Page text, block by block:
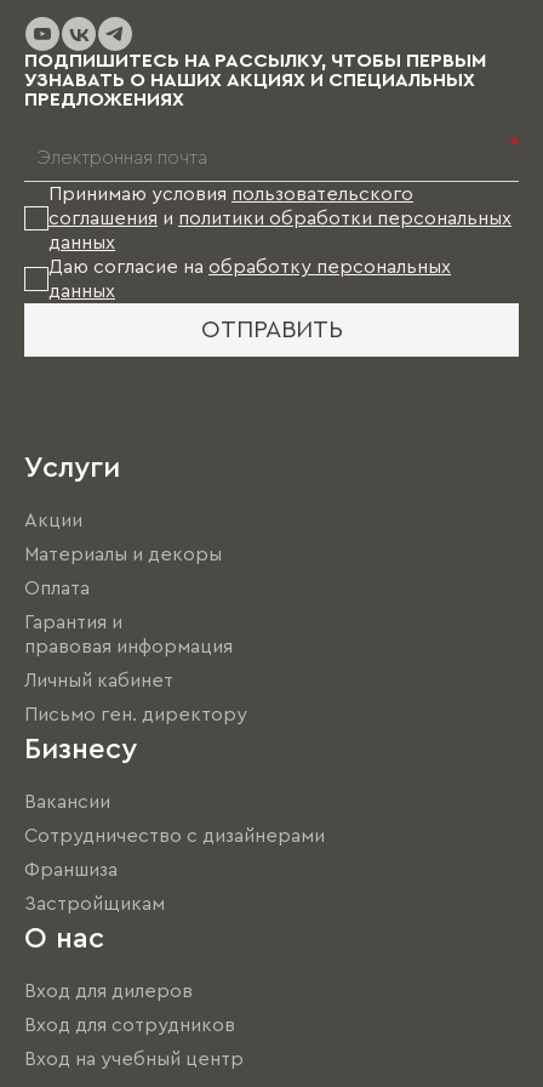
выбранных материалов и коллекции), и какое-
то время Вам в этом случае придется пожить
без мебели.
ПОДПИШИТЕСЬ НА РАССЫЛКУ, ЧТОБЫ ПЕРВЫМ
УЗНАВАТЬ О НАШИХ АКЦИЯХ И СПЕЦИАЛЬНЫХ
ПРЕДЛОЖЕНИЯХ
*
Принимаю условия пользовательского
соглашения и политики обработки персональных
данных
Даю согласие на обработку персональных
данных
ОТПРАВИТЬ
Услуги
Акции
Материалы и декоры
Оплата
Гарантия и
правовая информация
Личный кабинет
Письмо ген. директору
Бизнесу
Вакансии
Сотрудничество с дизайнерами
Франшиза
Застройщикам
О нас
Вход для дилеров
Вход для сотрудников
Вход на учебный центр